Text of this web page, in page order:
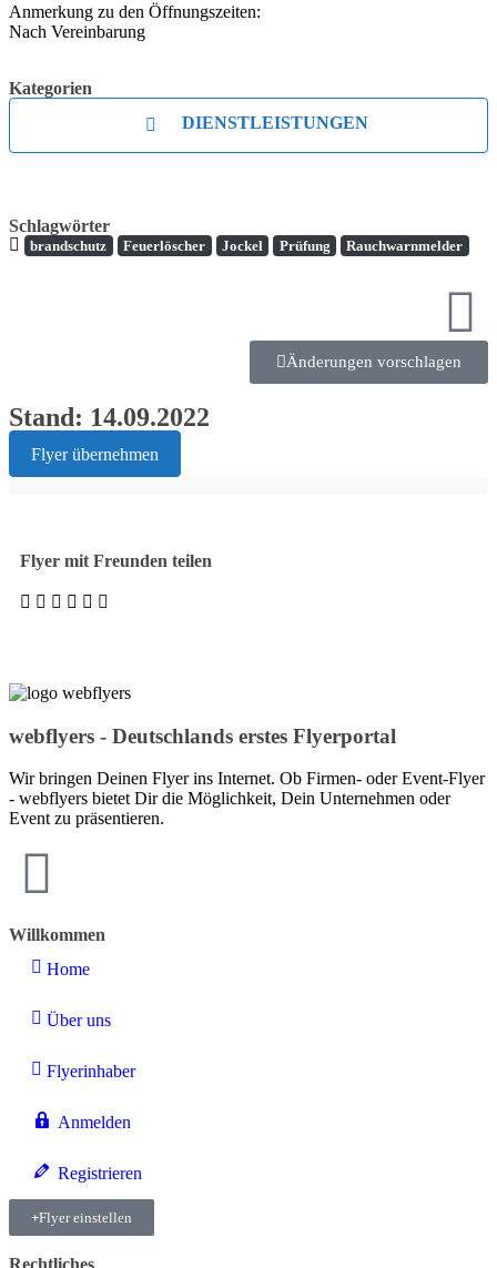
Anmerkung zu den Öffnungszeiten:
Nach Vereinbarung
Kategorien
DIENSTLEISTUNGEN
Schlagwörter
brandschutz Feuerlöscher Jockel Prüfung Rauchwarnmelder
Änderungen vorschlagen
Stand: 14.09.2022
Flyer übernehmen
Flyer mit Freunden teilen
webflyers - Deutschlands erstes Flyerportal
Wir bringen Deinen Flyer ins Internet. Ob Firmen- oder Event-Flyer
- webflyers bietet Dir die Möglichkeit, Dein Unternehmen oder
Event zu präsentieren.
Willkommen
Home
Über uns
Flyerinhaber
Anmelden
Registrieren
Flyer einstellen